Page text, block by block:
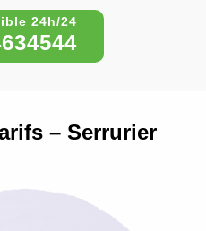
– Serrurier